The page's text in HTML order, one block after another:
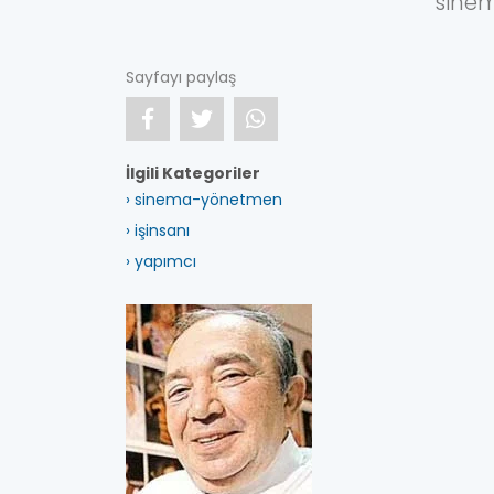
Sayfayı paylaş
İlgili Kategoriler
› sinema-yönetmen
› işinsanı
› yapımcı